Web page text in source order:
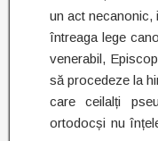
un act necanonic,
întreaga lege
venerabil,
să procedeze la
care ceilalți
ortodocși nu